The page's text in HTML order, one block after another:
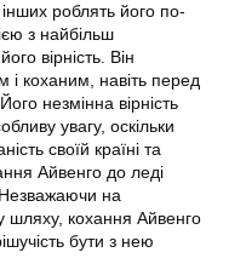
роблять його по-
з найбільш
вірність. Він
і коханим, навіть перед
незмінна вірність
увагу, оскільки
своїй країні та
Айвенго до леді
на
шляху, кохання Айвенго
бути з нею